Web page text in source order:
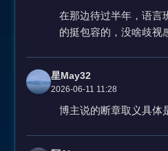
在那边待过半年，语言
的挺包容的，没啥歧视
星May32
2026-06-11 11:28
博主说的断章取义具体